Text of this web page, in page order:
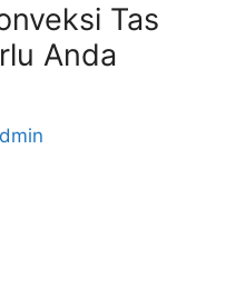
Tas
Anda